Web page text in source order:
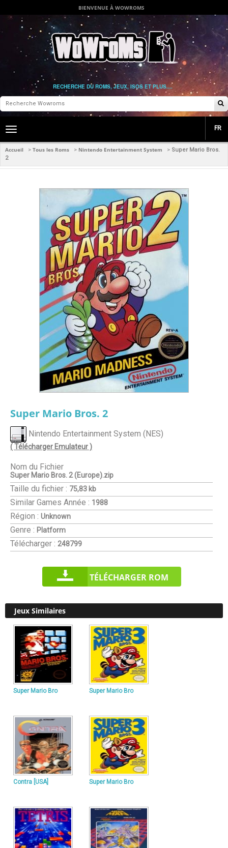
BIENVENUE À WOWROMS
RECHERCHE DU ROMS, JEUX, ISOS ET PLUS....
Toggle
navigation
FR
Accueil > Tous les Roms > Nintendo Entertainment System > Super Mario Bros.
2
Super Mario Bros. 2
Nintendo Entertainment System (NES)
( Télécharger Emulateur )
Nom du Fichier
Super Mario Bros. 2 (Europe).zip
Taille du fichier : 75,83 kb
Similar Games Année : 1988
Région : Unknown
Genre : Platform
Télécharger : 248799
TÉLÉCHARGER ROM
Jeux Similaires
Super Mario Bro Super Mario Bro
Contra [USA] Super Mario Bro